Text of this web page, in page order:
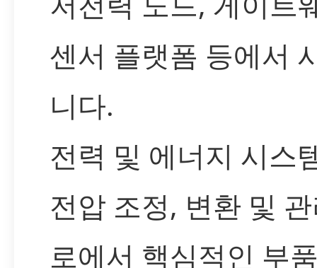
센서 플랫폼 등에서
니다.
전력 및 에너지 시스
전압 조정, 변환 및
로에서 핵심적인 부